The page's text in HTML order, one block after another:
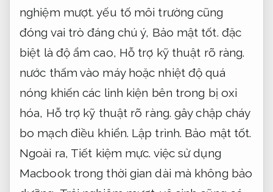
nghiệm mượt. yếu tố môi trường cũng
đóng vai trò đáng chú ý, Bảo mật tốt. đặc
biệt là độ ẩm cao, Hỗ trợ kỹ thuật rõ ràng.
nước thấm vào máy hoặc nhiệt độ quá
nóng khiến các linh kiện bên trong bị oxi
hóa, Hỗ trợ kỹ thuật rõ ràng. gây chập cháy
bo mạch điều khiển. Lập trình. Bảo mật tốt.
Ngoài ra, Tiết kiệm mực. việc sử dụng
Macbook trong thời gian dài mà không bảo